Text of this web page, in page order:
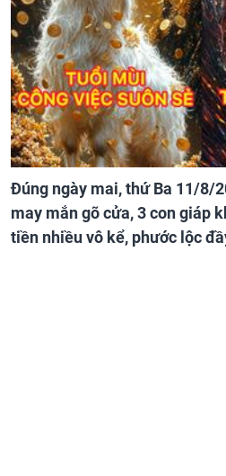
Đúng ngày mai, thứ Ba 11/8/
may mắn gõ cửa, 3 con giáp
tiền nhiều vô kể, phước lộc